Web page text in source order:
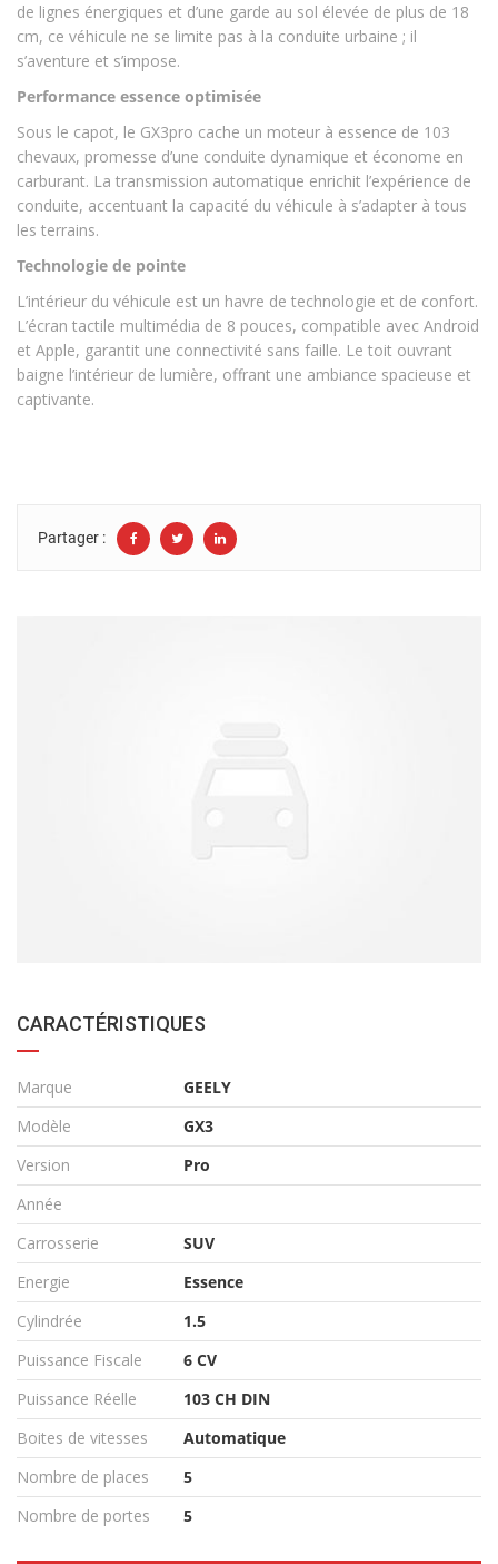
de lignes énergiques et d’une garde au sol élevée de plus de 18
cm, ce véhicule ne se limite pas à la conduite urbaine ; il
s’aventure et s’impose.
Performance essence optimisée
Sous le capot, le GX3pro cache un moteur à essence de 103
chevaux, promesse d’une conduite dynamique et économe en
carburant. La transmission automatique enrichit l’expérience de
conduite, accentuant la capacité du véhicule à s’adapter à tous
les terrains.
Technologie de pointe
L’intérieur du véhicule est un havre de technologie et de confort.
L’écran tactile multimédia de 8 pouces, compatible avec Android
et Apple, garantit une connectivité sans faille. Le toit ouvrant
baigne l’intérieur de lumière, offrant une ambiance spacieuse et
captivante.
Partager :
CARACTÉRISTIQUES
Marque
GEELY
Modèle
GX3
Version
Pro
Année
Carrosserie
SUV
Energie
Essence
Cylindrée
1.5
Puissance Fiscale
6 CV
Puissance Réelle
103 CH DIN
Boites de vitesses
Automatique
Nombre de places
5
Nombre de portes
5